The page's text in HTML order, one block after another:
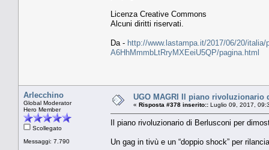
Licenza Creative Commons
Alcuni diritti riservati.
Da - http://www.lastampa.it/2017/06/20/
A6HhMmmbLtRryMXEeiU5QP/pagina.html
Arlecchino
Global Moderator
Hero Member
Scollegato
Messaggi: 7.790
UGO MAGRI Il piano rivoluzionario
« Risposta #378 inserito:: Luglio 09, 2017,
Il piano rivoluzionario di Berlusconi per
Un gag in tivù e un “doppio shock” per